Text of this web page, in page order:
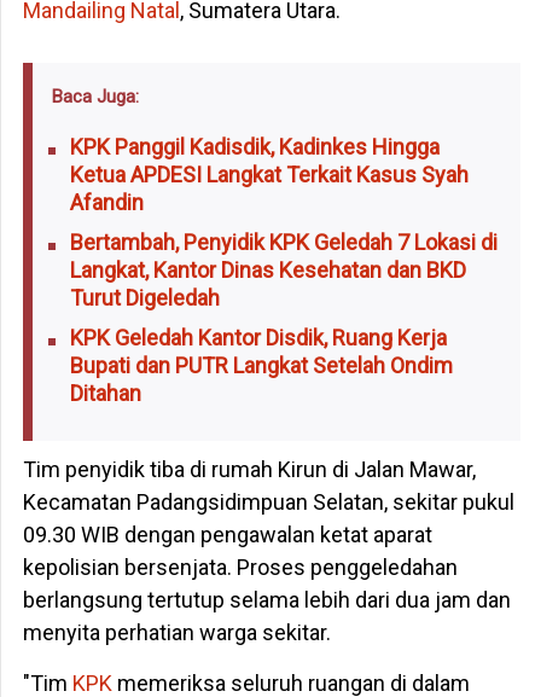
Mandailing Natal, Sumatera Utara.
Baca Juga:
KPK Panggil Kadisdik, Kadinkes Hingga
Ketua APDESI Langkat Terkait Kasus Syah
Afandin
Bertambah, Penyidik KPK Geledah 7 Lokasi di
Langkat, Kantor Dinas Kesehatan dan BKD
Turut Digeledah
KPK Geledah Kantor Disdik, Ruang Kerja
Bupati dan PUTR Langkat Setelah Ondim
Ditahan
Tim penyidik tiba di rumah Kirun di Jalan Mawar,
Kecamatan Padangsidimpuan Selatan, sekitar pukul
09.30 WIB dengan pengawalan ketat aparat
kepolisian bersenjata. Proses penggeledahan
berlangsung tertutup selama lebih dari dua jam dan
menyita perhatian warga sekitar.
"Tim KPK memeriksa seluruh ruangan di dalam